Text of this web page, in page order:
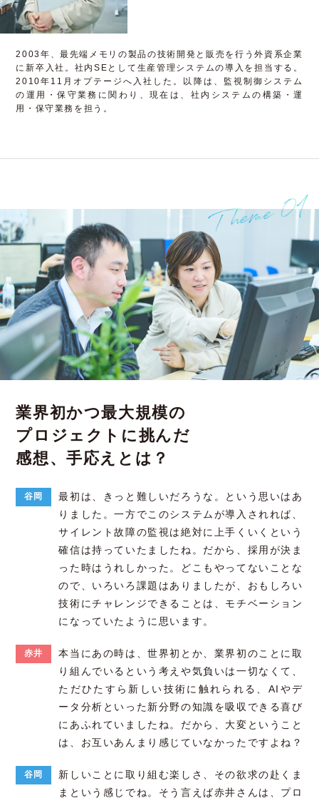
2003年、最先端メモリの製品の技術開発と販売を行う外資系企業
に新卒入社。社内SEとして生産管理システムの導入を担当する。
2010年11月オプテージへ入社した。以降は、監視制御システム
の運用・保守業務に関わり、現在は、社内システムの構築・運
用・保守業務を担う。
業界初かつ最大規模の
プロジェクトに挑んだ
感想、手応えとは？
谷岡
最初は、きっと難しいだろうな。という思いはあ
りました。一方でこのシステムが導入されれば、
サイレント故障の監視は絶対に上手くいくという
確信は持っていたましたね。だから、採用が決ま
った時はうれしかった。どこもやってないことな
ので、いろいろ課題はありましたが、おもしろい
技術にチャレンジできることは、モチベーション
になっていたように思います。
赤井
本当にあの時は、世界初とか、業界初のことに取
り組んでいるという考えや気負いは一切なくて、
ただひたすら新しい技術に触れられる、AIやデ
ータ分析といった新分野の知識を吸収できる喜び
にあふれていましたね。だから、大変ということ
は、お互いあんまり感じていなかったですよね？
谷岡
新しいことに取り組む楽しさ、その欲求の赴くま
まという感じでね。そう言えば赤井さんは、プロ